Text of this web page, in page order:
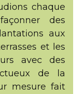
chaque
des
aux
et les
avec des
de la
mesure fait